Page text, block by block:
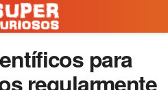
para
regularmente